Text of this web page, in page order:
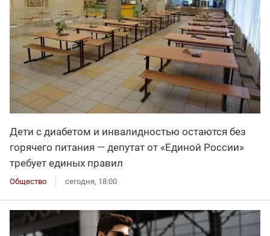
Дети с диабетом и инвалидностью остаются без
горячего питания — депутат от «Единой России»
требует единых правил
Общество сегодня, 18:00